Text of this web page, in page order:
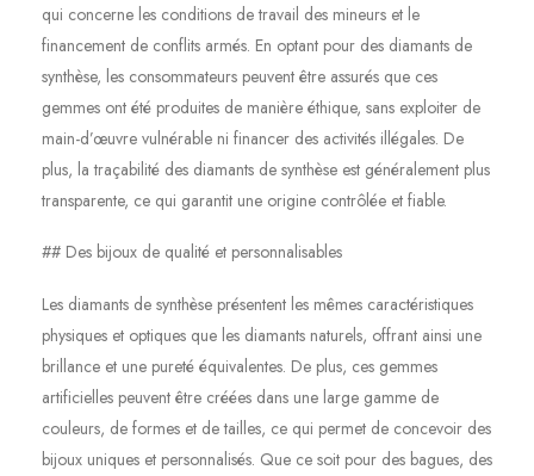
qui concerne les conditions de travail des mineurs et le
financement de conflits armés. En optant pour des diamants de
synthèse, les consommateurs peuvent être assurés que ces
gemmes ont été produites de manière éthique, sans exploiter de
main-d’œuvre vulnérable ni financer des activités illégales. De
plus, la traçabilité des diamants de synthèse est généralement plus
transparente, ce qui garantit une origine contrôlée et fiable.
## Des bijoux de qualité et personnalisables
Les diamants de synthèse présentent les mêmes caractéristiques
physiques et optiques que les diamants naturels, offrant ainsi une
brillance et une pureté équivalentes. De plus, ces gemmes
artificielles peuvent être créées dans une large gamme de
couleurs, de formes et de tailles, ce qui permet de concevoir des
bijoux uniques et personnalisés. Que ce soit pour des bagues, des